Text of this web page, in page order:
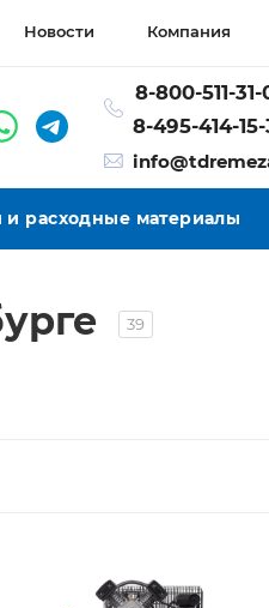
Новости Компания
8-800-511-31-
8-495-414-
и расходные материалы
39